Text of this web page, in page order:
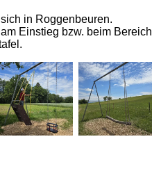
in Roggenbeuren.
Einstieg bzw. beim Bereich